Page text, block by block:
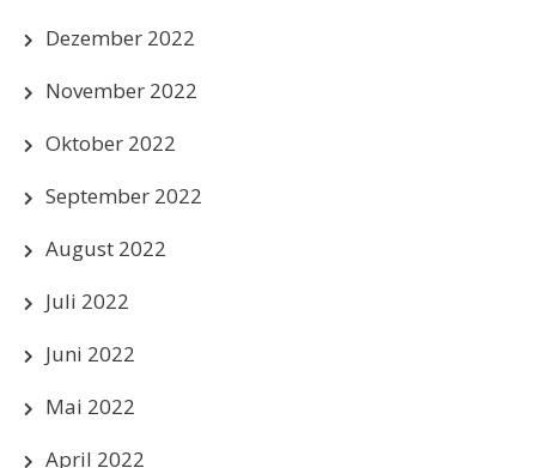
Dezember 2022
November 2022
Oktober 2022
September 2022
August 2022
Juli 2022
Juni 2022
Mai 2022
April 2022